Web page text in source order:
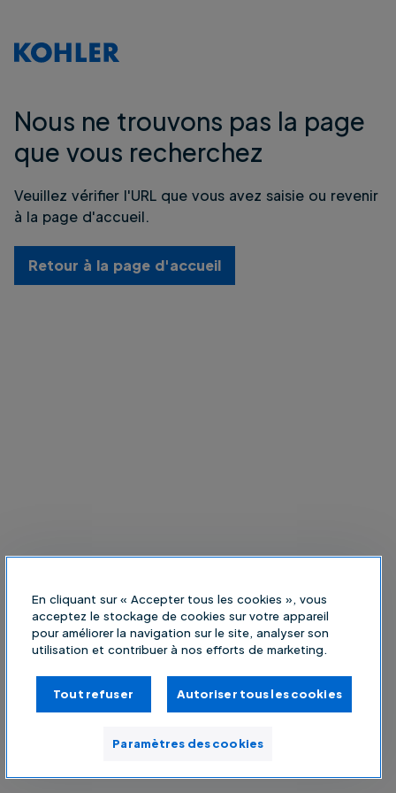
Nous ne trouvons pas la page
que vous recherchez
Veuillez vérifier l'URL que vous avez saisie ou revenir
à la page d'accueil.
Retour à la page d'accueil
En cliquant sur « Accepter tous les cookies », vous
acceptez le stockage de cookies sur votre appareil
pour améliorer la navigation sur le site, analyser son
utilisation et contribuer à nos efforts de marketing.
Tout refuser Autoriser tous les cookies
Paramètres des cookies